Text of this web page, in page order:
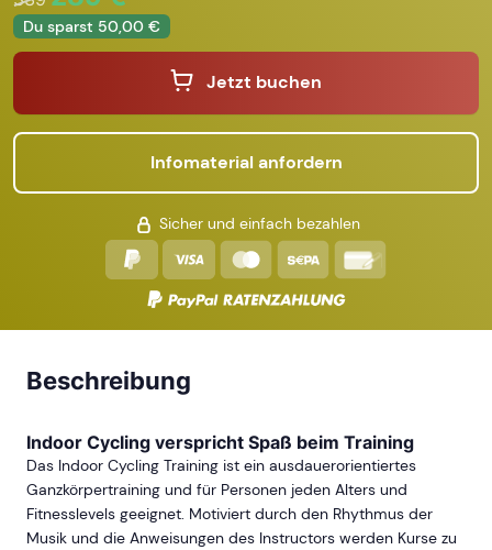
Du sparst 50,00 €
Jetzt buchen
Infomaterial anfordern
Sicher und einfach bezahlen
Beschreibung
Indoor Cycling verspricht Spaß beim Training
Das Indoor Cycling Training ist ein ausdauerorientiertes
Ganzkörpertraining und für Personen jeden Alters und
Fitnesslevels geeignet. Motiviert durch den Rhythmus der
Musik und die Anweisungen des Instructors werden Kurse zu